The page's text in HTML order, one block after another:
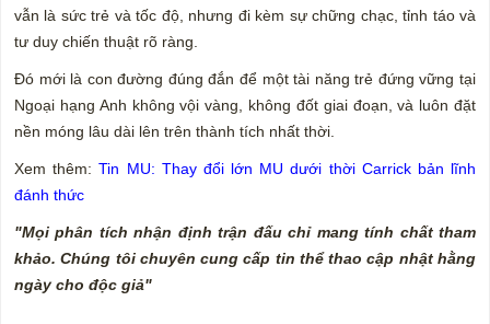
vẫn là sức trẻ và tốc độ, nhưng đi kèm sự chững chạc, tỉnh táo và
tư duy chiến thuật rõ ràng.
Đó mới là con đường đúng đắn để một tài năng trẻ đứng vững tại
Ngoại hạng Anh không vội vàng, không đốt giai đoạn, và luôn đặt
nền móng lâu dài lên trên thành tích nhất thời.
Xem thêm:Tin MU: Thay đổi lớn MU dưới thời Carrick bản lĩnh
đánh thức
"Mọi phân tích nhận định trận đấu chỉ mang tính chất tham
khảo. Chúng tôi chuyên cung cấp tin thể thao cập nhật hằng
ngày cho độc giả"